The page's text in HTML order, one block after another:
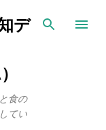
に移動
デ
食の
てい